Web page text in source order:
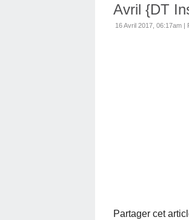
Avril {DT
16 Avril 2017, 06:17am |
Partager cet